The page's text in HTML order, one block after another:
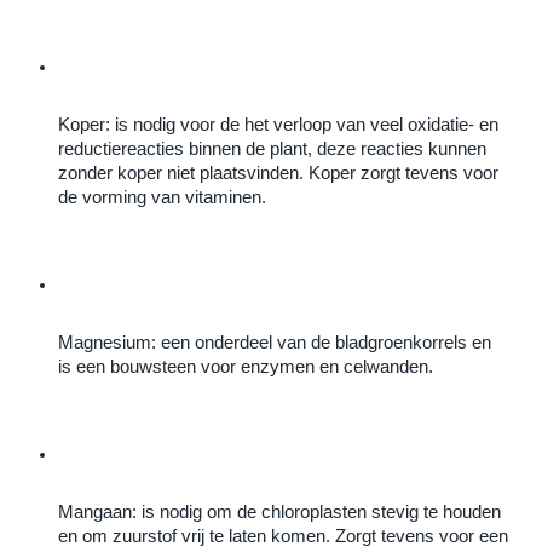
Koper: is nodig voor de het verloop van veel oxidatie- en
reductiereacties binnen de plant, deze reacties kunnen
zonder koper niet plaatsvinden. Koper zorgt tevens voor
de vorming van vitaminen.
Magnesium: een onderdeel van de bladgroenkorrels en
is een bouwsteen voor enzymen en celwanden.
Mangaan: is nodig om de chloroplasten stevig te houden
en om zuurstof vrij te laten komen. Zorgt tevens voor een